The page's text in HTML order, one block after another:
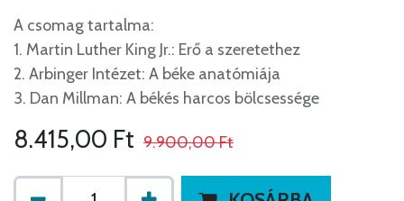
A csomag tartalma:
1. Martin Luther King Jr.: Erő a szeretethez
2. Arbinger Intézet: A béke anatómiája
3. Dan Millman: A békés harcos bölcsessége
8.415,00 Ft 9.900,00Ft